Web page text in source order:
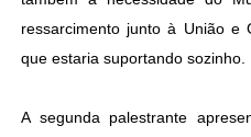
ressarcimento junto à União e
que estaria suportando sozinho.
A segunda palestrante